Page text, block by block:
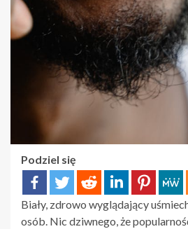
Podziel się
Biały, zdrowo wyglądający
osób. Nic dziwnego, że